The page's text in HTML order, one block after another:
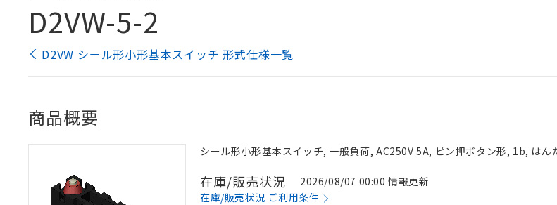
D2VW-5-2
D2VW シール形小形基本スイッチ 形式仕様一覧
商品概要
シール形小形基本スイッチ, 一般負荷, AC250V 5A, ピン押ボタン形, 1b, はん
在庫/販売状況
2026/08/07 00:00 情報更新
在庫/販売状況 ご利用条件